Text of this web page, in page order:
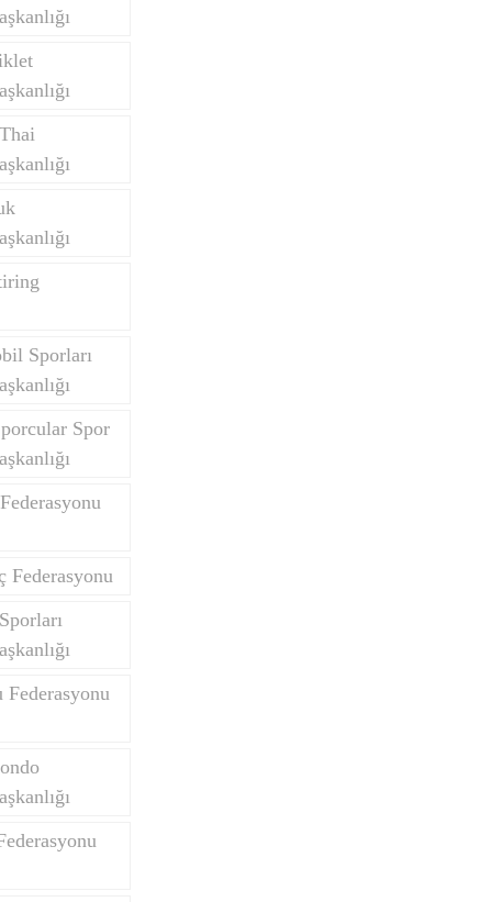
Sporları
Spor
Federasyonu